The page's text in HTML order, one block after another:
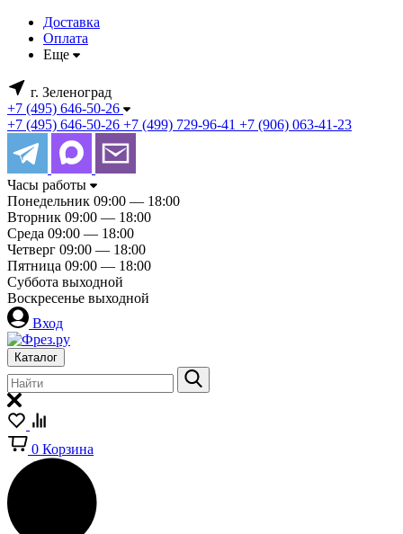
Доставка
Оплата
Еще
г. Зеленоград
+7 (495) 646-50-26
+7 (495) 646-50-26 +7 (499) 729-96-41 +7 (906) 063-41-23
Часы работы
Понедельник 09:00 — 18:00
Вторник 09:00 — 18:00
Среда 09:00 — 18:00
Четверг 09:00 — 18:00
Пятница 09:00 — 18:00
Суббота выходной
Воскресенье выходной
Вход
Каталог
0 Корзина